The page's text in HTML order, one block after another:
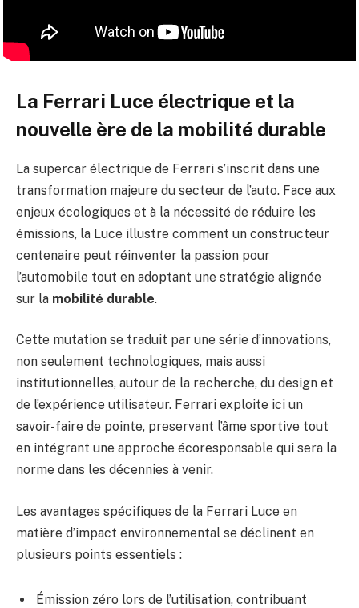
La Ferrari Luce électrique et la
nouvelle ère de la mobilité durable
La supercar électrique de Ferrari s’inscrit dans une
transformation majeure du secteur de l’auto. Face aux
enjeux écologiques et à la nécessité de réduire les
émissions, la Luce illustre comment un constructeur
centenaire peut réinventer la passion pour
l’automobile tout en adoptant une stratégie alignée
sur la mobilité durable.
Cette mutation se traduit par une série d’innovations,
non seulement technologiques, mais aussi
institutionnelles, autour de la recherche, du design et
de l’expérience utilisateur. Ferrari exploite ici un
savoir-faire de pointe, preservant l’âme sportive tout
en intégrant une approche écoresponsable qui sera la
norme dans les décennies à venir.
Les avantages spécifiques de la Ferrari Luce en
matière d’impact environnemental se déclinent en
plusieurs points essentiels :
Émission zéro lors de l’utilisation, contribuant